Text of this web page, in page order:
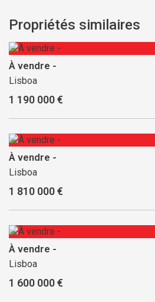
Propriétés similaires
À vendre -
Lisboa
1 190 000 €
À vendre -
Lisboa
1 810 000 €
À vendre -
Lisboa
1 600 000 €